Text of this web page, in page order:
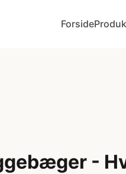
Forside
-